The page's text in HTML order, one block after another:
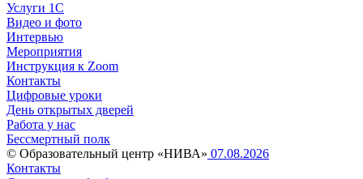
Услуги 1C
Видео и фото
Интервью
Мероприятия
Инструкция к Zoom
Контакты
Цифровые уроки
День открытых дверей
Работа у нас
Бессмертный полк
© Образовательный центр «НИВА» 07.08.2026
Контакты